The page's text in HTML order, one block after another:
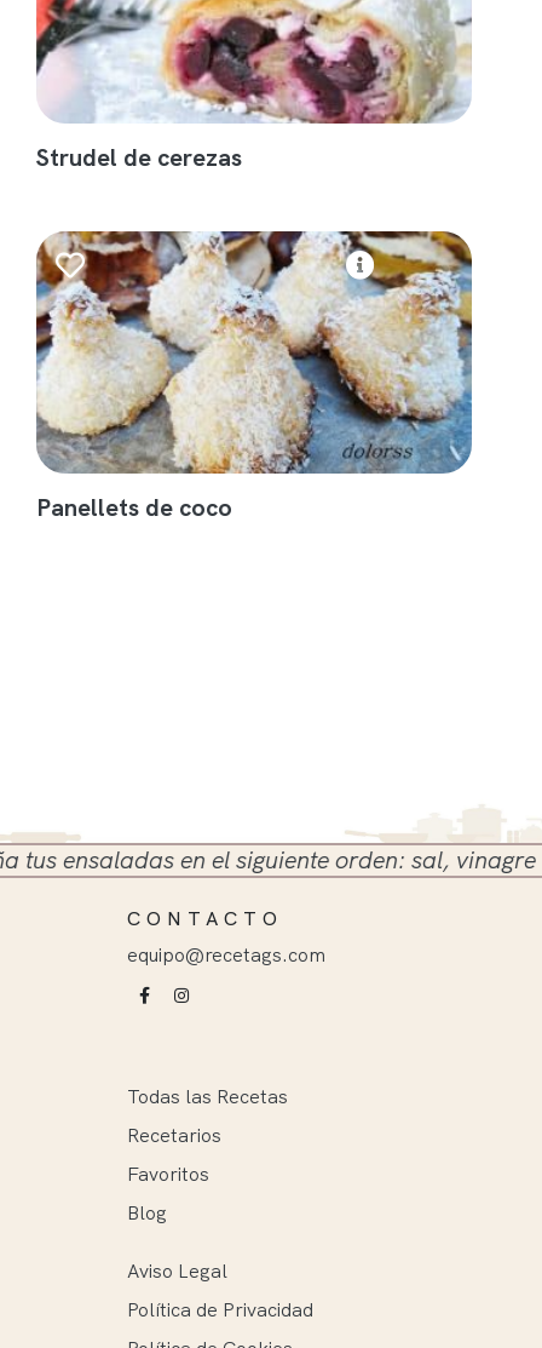
Strudel de cerezas
Panellets de coco
en el siguiente orden: sal, vinagre y
CONTACTO
equipo@recetags.com
Todas las Recetas
Recetarios
Favoritos
Blog
Aviso Legal
Política de Privacidad